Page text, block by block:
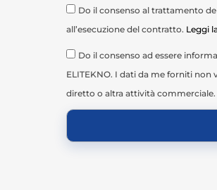
Do il consenso al trattamento
all’esecuzione del contratto. Leggi
Do il consenso ad essere
ELITEKNO. I dati da me forniti
diretto o altra attività commerciale.